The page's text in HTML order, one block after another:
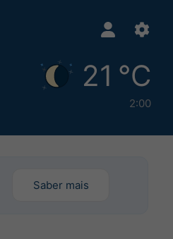
21 °C
2:00
Saber mais